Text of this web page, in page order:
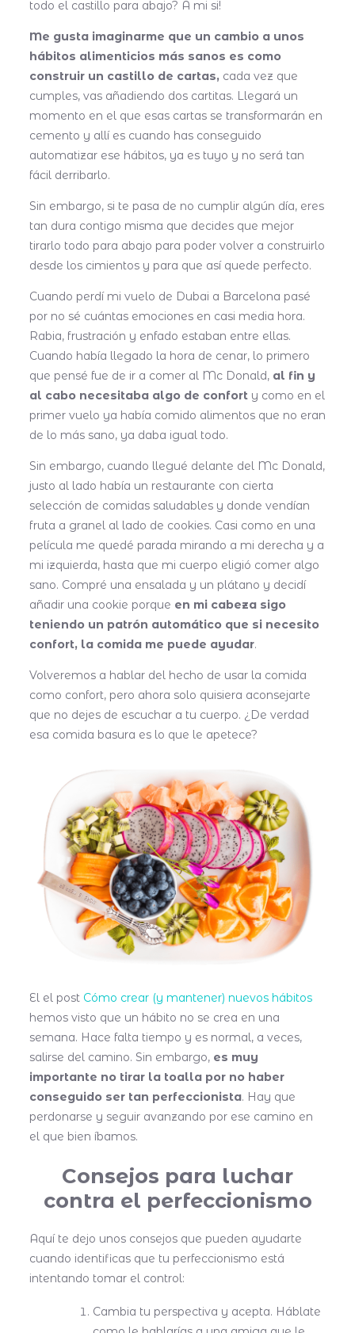
todo el castillo para abajo? A mi si!
Me gusta imaginarme que un cambio a unos
hábitos alimenticios más sanos es como
construir un castillo de cartas, cada vez que
cumples, vas añadiendo dos cartitas. Llegará un
momento en el que esas cartas se transformarán en
cemento y allí es cuando has conseguido
automatizar ese hábitos, ya es tuyo y no será tan
fácil derribarlo.
Sin embargo, si te pasa de no cumplir algún día, eres
tan dura contigo misma que decides que mejor
tirarlo todo para abajo para poder volver a construirlo
desde los cimientos y para que así quede perfecto.
Cuando perdí mi vuelo de Dubai a Barcelona pasé
por no sé cuántas emociones en casi media hora.
Rabia, frustración y enfado estaban entre ellas.
Cuando había llegado la hora de cenar, lo primero
que pensé fue de ir a comer al Mc Donald, al fin y
al cabo necesitaba algo de confort y como en el
primer vuelo ya había comido alimentos que no eran
de lo más sano, ya daba igual todo.
Sin embargo, cuando llegué delante del Mc Donald,
justo al lado había un restaurante con cierta
selección de comidas saludables y donde vendían
fruta a granel al lado de cookies. Casi como en una
película me quedé parada mirando a mi derecha y a
mi izquierda, hasta que mi cuerpo eligió comer algo
sano. Compré una ensalada y un plátano y decidí
añadir una cookie porque en mi cabeza sigo
teniendo un patrón automático que si necesito
confort, la comida me puede ayudar.
Volveremos a hablar del hecho de usar la comida
como confort, pero ahora solo quisiera aconsejarte
que no dejes de escuchar a tu cuerpo. ¿De verdad
esa comida basura es lo que le apetece?
El el post Cómo crear (y mantener) nuevos hábitos
hemos visto que un hábito no se crea en una
semana. Hace falta tiempo y es normal, a veces,
salirse del camino. Sin embargo, es muy
importante no tirar la toalla por no haber
conseguido ser tan perfeccionista. Hay que
perdonarse y seguir avanzando por ese camino en
el que bien íbamos.
Consejos para luchar
contra el perfeccionismo
Aquí te dejo unos consejos que pueden ayudarte
cuando identificas que tu perfeccionismo está
intentando tomar el control:
Cambia tu perspectiva y acepta. Háblate